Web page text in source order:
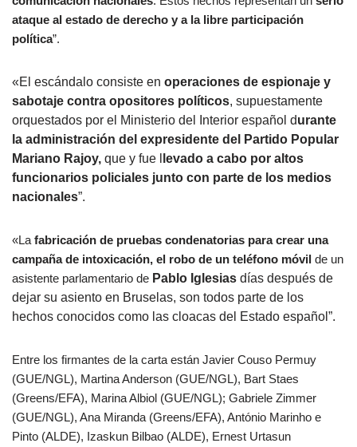
ataque al estado de derecho y a la libre participación
política”.
«El escándalo consiste en operaciones de espionaje y
sabotaje contra opositores políticos, supuestamente
orquestados por el Ministerio del Interior español durante
la administración del expresidente del Partido Popular
Mariano Rajoy, que y fue l
levado a cabo por altos
funcionarios policiales junto con parte de los medios
nacionales”.
«La fabricación de pruebas condenatorias para crear una
campaña de intoxicación, el robo de un teléfono móvil de un
asistente parlamentario de Pablo Iglesias días después de
dejar su asiento en Bruselas, son todos parte de los
hechos conocidos como las cloacas del Estado español”.
Entre los firmantes de la carta están Javier Couso Permuy
(GUE/NGL), Martina Anderson (GUE/NGL), Bart Staes
(Greens/EFA), Marina Albiol (GUE/NGL); Gabriele Zimmer
(GUE/NGL), Ana Miranda (Greens/EFA), António Marinho e
Pinto (ALDE), Izaskun Bilbao (ALDE), Ernest Urtasun